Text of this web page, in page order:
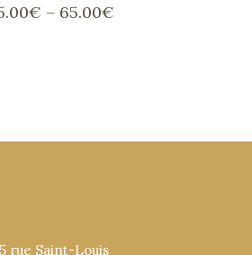
€ – 65.00€
rue Saint-Louis